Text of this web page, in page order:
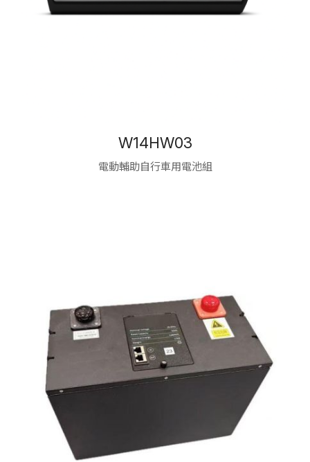
W14HW03
電動輔助自行車用電池組